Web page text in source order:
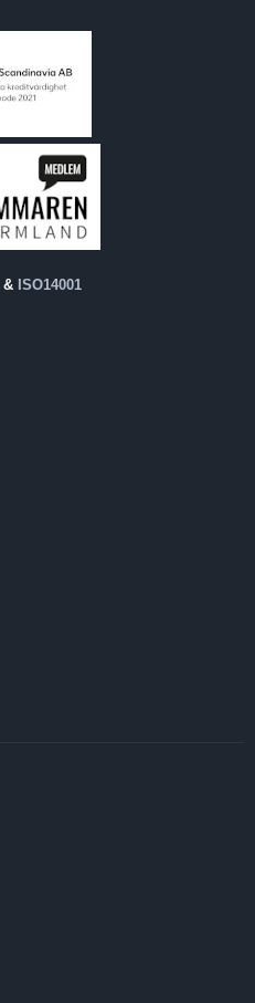
& ISO14001